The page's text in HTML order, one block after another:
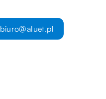
biuro@aluet.pl